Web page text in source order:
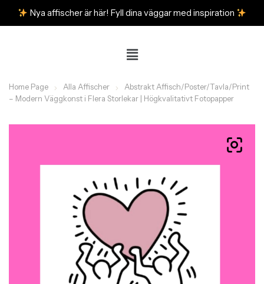
Nya affischer är här! Fyll dina väggar med inspiration
Home Page Alla Affischer
Abstrakt Affisch/Poster/Tavla/Print
– Modern Väggkonst i Flera Storlekar | Högkvalitativt Fotopapper